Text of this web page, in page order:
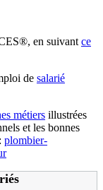
en suivant ce
de salarié
métiers illustrées
et les bonnes
plombier-